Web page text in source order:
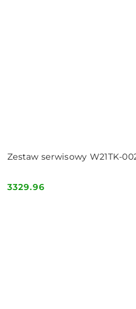
Zestaw serwisowy W21TK-
Cena:
3329.96